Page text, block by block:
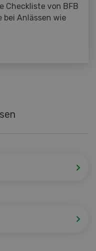
Checkliste von BFB
bei Anlässen wie